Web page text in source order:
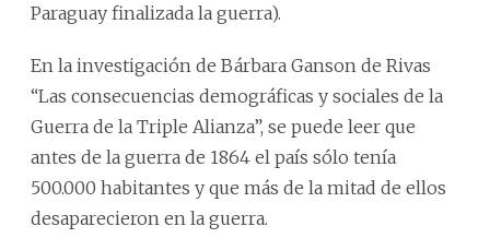
Paraguay finalizada la guerra).
En la investigación de Bárbara Ganson de Rivas
“Las consecuencias demográficas y sociales de la
Guerra de la Triple Alianza”, se puede leer que
antes de la guerra de 1864 el país sólo tenía
500.000 habitantes y que más de la mitad de ellos
desaparecieron en la guerra.